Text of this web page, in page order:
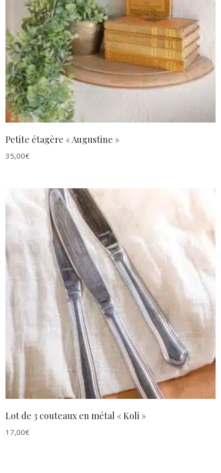
AJOUTER AU PANIER
Petite étagère « Augustine »
35,00€
AJOUTER AU PANIER
Lot de 3 couteaux en métal « Koli »
17,00€